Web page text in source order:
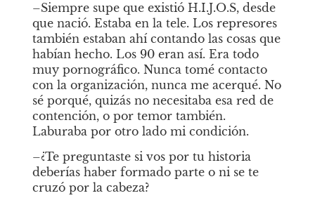
–Siempre supe que existió H.I.J.O.S, desde
que nació. Estaba en la tele. Los represores
también estaban ahí contando las cosas que
habían hecho. Los 90 eran así. Era todo
muy pornográfico. Nunca tomé contacto
con la organización, nunca me acerqué. No
sé porqué, quizás no necesitaba esa red de
contención, o por temor también.
Laburaba por otro lado mi condición.
–¿Te preguntaste si vos por tu historia
deberías haber formado parte o ni se te
cruzó por la cabeza?